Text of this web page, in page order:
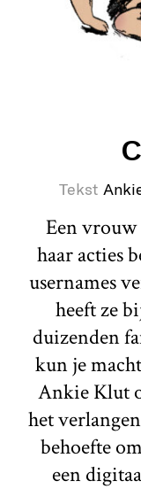
Tekst
Een
haar acties
usernames
heeft ze
duizenden
kun je
Ankie Klut
het
behoefte
een